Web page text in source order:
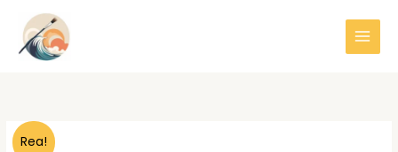
Hoppa
innehåll
Rea!